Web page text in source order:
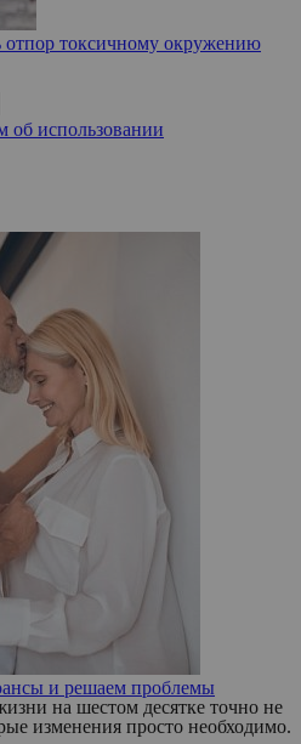
отпор токсичному окружению
об использовании
и решаем проблемы
на шестом десятке точно не
изменения просто необходимо.